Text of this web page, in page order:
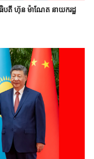
បតី ហ៊ុន ម៉ាណែត នាយករដ្ឋ